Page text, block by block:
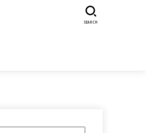
SEARCH